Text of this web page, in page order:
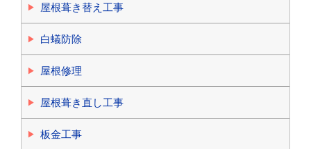
屋根葺き替え工事
白蟻防除
屋根修理
屋根葺き直し工事
板金工事